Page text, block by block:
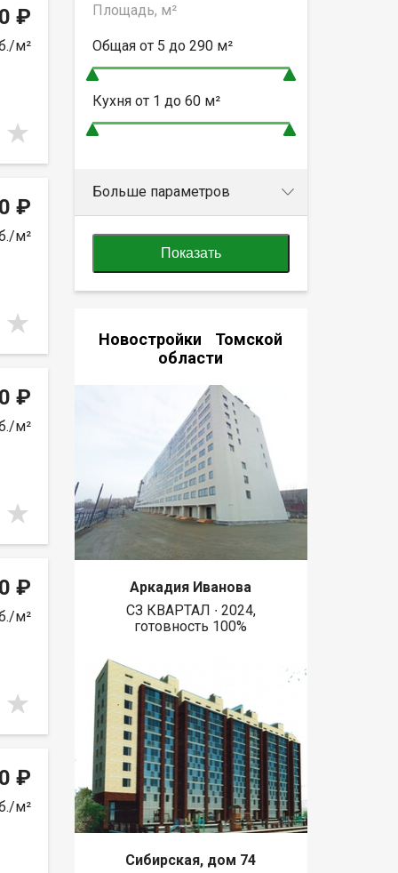
₽
м²
₽
м²
₽
м²
₽
м²
₽
м²
Площадь, м²
Общая от 5 до 290м²
Кухня от 1 до 60м²
Больше параметров
Показать
Новостройки Томской
области
Аркадия Иванова
СЗ КВАРТАЛ ∙ 2024,
готовность 100%
Сибирская, дом 74